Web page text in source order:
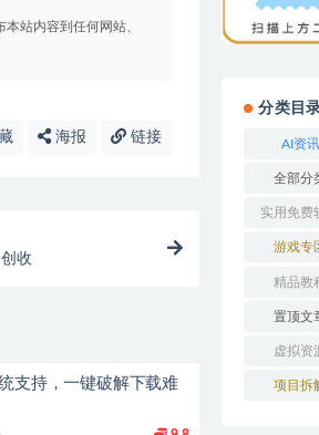
站内容到任何网站、
海报 链接
收
支持，一键破解下载难
分类目
AI资讯
全部分
实用免费
游戏专
精品教
置顶文
虚拟资
项目拆